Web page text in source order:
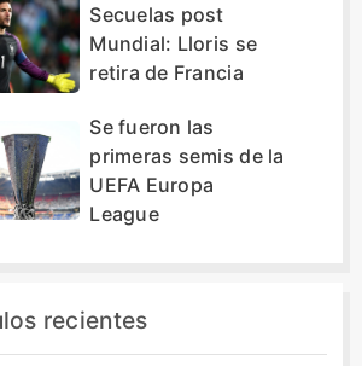
Secuelas post
Mundial: Lloris se
retira de Francia
Se fueron las
primeras semis de la
UEFA Europa
League
recientes